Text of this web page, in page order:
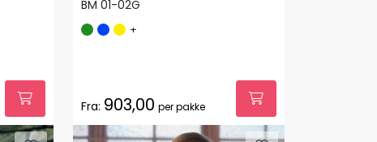
BM 01-02G
+
Fra: 903,00 per pakke